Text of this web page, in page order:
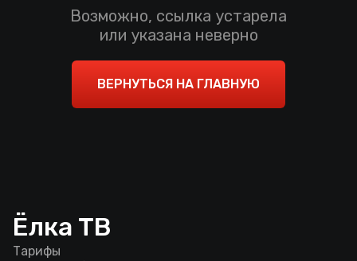
Возможно, ссылка устарела
или указана неверно
ВЕРНУТЬСЯ НА ГЛАВНУЮ
Ёлка ТВ
Тарифы